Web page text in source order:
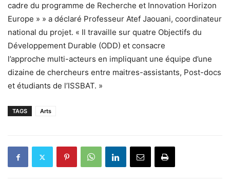
cadre du programme de Recherche et Innovation Horizon
Europe » » a déclaré Professeur Atef Jaouani, coordinateur
national du projet. « Il travaille sur quatre Objectifs du
Développement Durable (ODD) et consacre
l’approche multi-acteurs en impliquant une équipe d’une
dizaine de chercheurs entre maitres-assistants, Post-docs
et étudiants de l’ISSBAT. »
TAGS Arts